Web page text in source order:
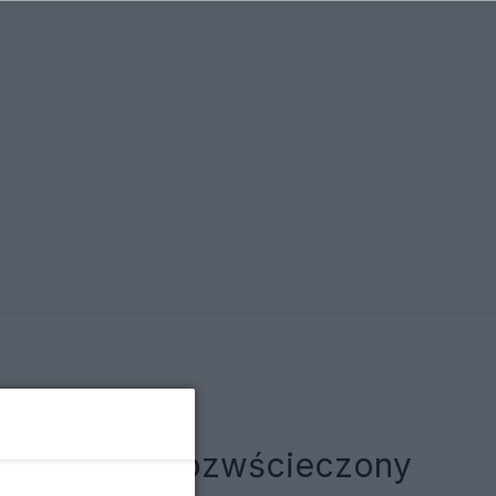
Fajdek rozwścieczony